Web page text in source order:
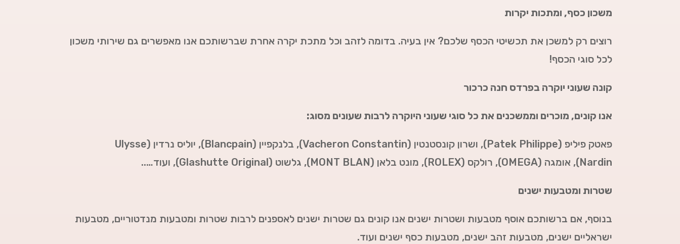
משכון כסף, ומתכות יקרות
רוצים רק למשכן את תכשיטי הכסף שלכם? אין בעיה. בדומה לזהב וכל מתכת יקרה אחרת שברשותכם אנו מאפשרים גם שירותי משכון
לכל סוגי הכסף!
קונה שעוני יוקרה בפרדס חנה כרכור
אנו קונים, מוכרים וממשכנים את כל סוגי שעוני היוקרה לרבות שעונים מסוג:
פאטק פיליפ (Patek Philippe), ושרון קונסטנטין (Vacheron Constantin), בלנקפיין (Blancpain),
יוליס נרדין (Ulysse
Nardin),
אומגה (OMEGA
), רולקס (ROLEX
), מונט בלאן (MONT BLAN
), גלשוט (Glashutte Original), ועוד…..
שטרות ומטבעות ישנים
בנוסף, אם ברשותכם אוסף מטבעות ושטרות ישנים אנו קונים גם שטרות ישנים לאספנים לרבות שטרות ומטבעות מנדטוריים, מטבעות
ישראליים ישנים, מטבעות זהב ישנים, מטבעות כסף ישנים ועוד.